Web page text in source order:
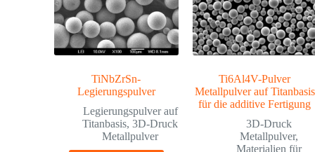
TiNbZrSn-
Legierungspulver
Legierungspulver auf
Titanbasis,3D-Druck
Metallpulver
Ti6Al4V-Pulver
Metallpulver auf Titanbasis
für die additive Fertigung
3D-Druck
Metallpulver,
Materialien für